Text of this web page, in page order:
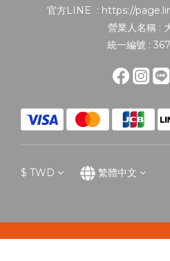
官方LINE : https://
營業人名稱 :
統一編號 :
$ TWD 繁體中文